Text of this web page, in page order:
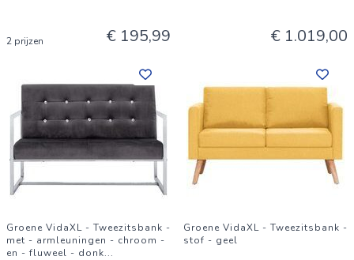
2 prijzen € 195,99 € 1.019,00
Groene VidaXL - Tweezitsbank -
met - armleuningen - chroom -
en - fluweel - donk...
Groene VidaXL - Tweezitsbank -
stof - geel